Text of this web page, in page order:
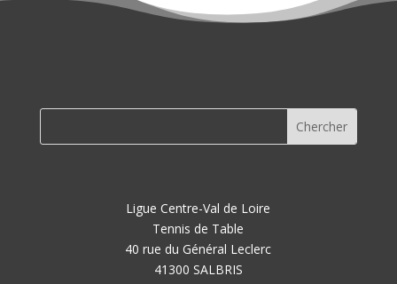
Ligue Centre-Val de Loire
Tennis de Table
40 rue du Général Leclerc
41300 SALBRIS